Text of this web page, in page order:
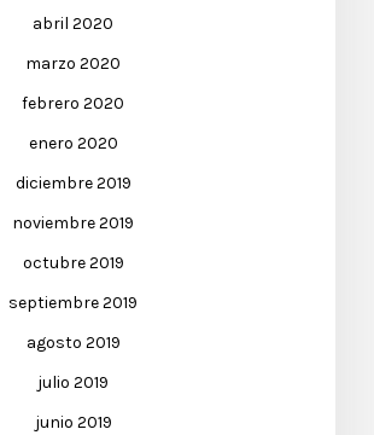
abril 2020
marzo 2020
febrero 2020
enero 2020
diciembre 2019
noviembre 2019
octubre 2019
septiembre 2019
agosto 2019
julio 2019
junio 2019